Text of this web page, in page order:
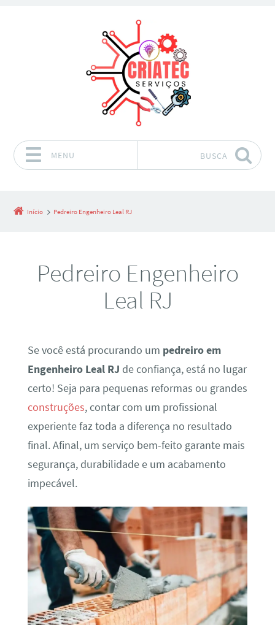
MENU BUSCA
Início Pedreiro Engenheiro Leal RJ
Pedreiro Engenheiro
Leal RJ
Se você está procurando um pedreiro em
Engenheiro Leal RJ de confiança, está no lugar
certo! Seja para pequenas reformas ou grandes
construções, contar com um profissional
experiente faz toda a diferença no resultado
final. Afinal, um serviço bem-feito garante mais
segurança, durabilidade e um acabamento
impecável.